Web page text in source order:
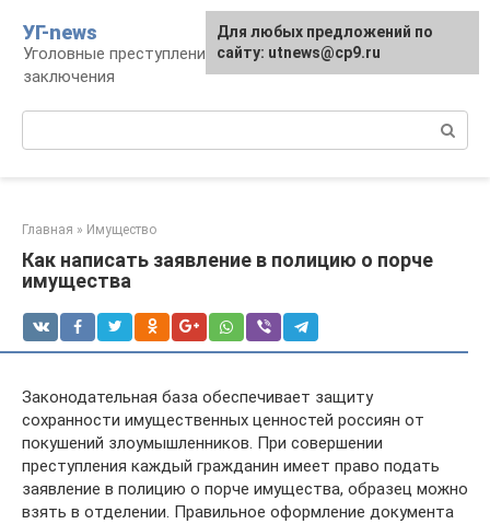
контенту
УГ-news
Уголовные преступления, наказания, места
заключения
Главная » Имущество
Как написать заявление в полицию о порче
имущества
Законодательная база обеспечивает защиту
сохранности имущественных ценностей россиян от
покушений злоумышленников. При совершении
преступления каждый гражданин имеет право подать
заявление в полицию о порче имущества, образец можно
взять в отделении. Правильное оформление документа
Для любых предложений по
сайту: utnews@cp9.ru